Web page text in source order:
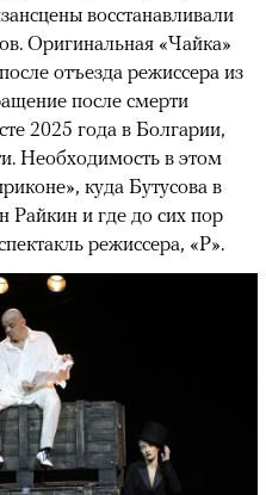
восстанавливали
Оригинальная «Чайка»
отъезда режиссера из
после смерти
2025 года в Болгарии,
Необходимость в этом
куда Бутусова в
Райкин и где до сих пор
режиссера, «Р».